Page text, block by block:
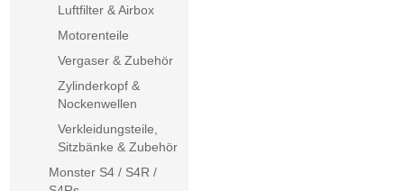
Luftfilter & Airbox
Motorenteile
Vergaser & Zubehör
Zylinderkopf &
Nockenwellen
Verkleidungsteile,
Sitzbänke & Zubehör
Monster S4 / S4R /